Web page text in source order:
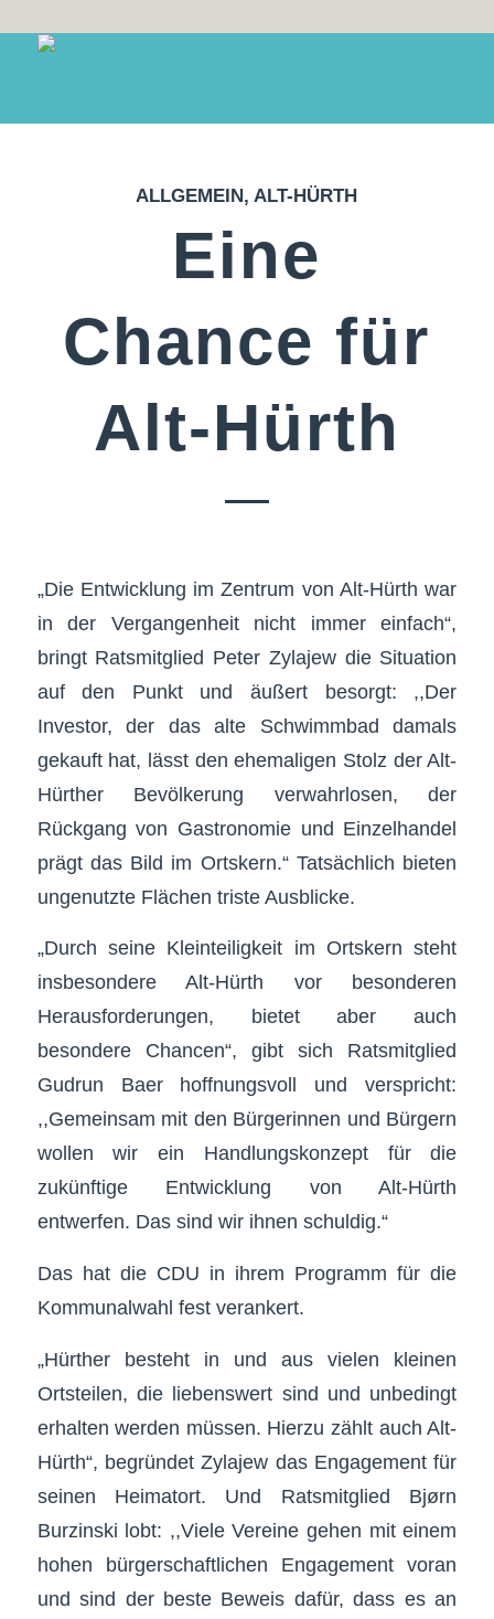
ALLGEMEIN,ALT-HÜRTH
Eine
Chance für
Alt-Hürth
„Die Entwicklung im Zentrum von Alt-Hürth war
in der Vergangenheit nicht immer einfach“,
bringt Ratsmitglied Peter Zylajew die Situation
auf den Punkt und äußert besorgt: ,,Der
Investor, der das alte Schwimmbad damals
gekauft hat, lässt den ehemaligen Stolz der Alt-
Hürther Bevölkerung verwahrlosen, der
Rückgang von Gastronomie und Einzelhandel
prägt das Bild im Ortskern.“ Tatsächlich bieten
ungenutzte Flächen triste Ausblicke.
„Durch seine Kleinteiligkeit im Ortskern steht
insbesondere Alt-Hürth vor besonderen
Herausforderungen, bietet aber auch
besondere Chancen“, gibt sich Ratsmitglied
Gudrun Baer hoffnungsvoll und verspricht:
,,Gemeinsam mit den Bürgerinnen und Bürgern
wollen wir ein Handlungskonzept für die
zukünftige Entwicklung von Alt-Hürth
entwerfen. Das sind wir ihnen schuldig.“
Das hat die CDU in ihrem Programm für die
Kommunalwahl fest verankert.
„Hürther besteht in und aus vielen kleinen
Ortsteilen, die liebenswert sind und unbedingt
erhalten werden müssen. Hierzu zählt auch Alt-
Hürth“, begründet Zylajew das Engagement für
seinen Heimatort. Und Ratsmitglied Bjørn
Burzinski lobt: ,,Viele Vereine gehen mit einem
hohen bürgerschaftlichen Engagement voran
und sind der beste Beweis dafür, dass es an